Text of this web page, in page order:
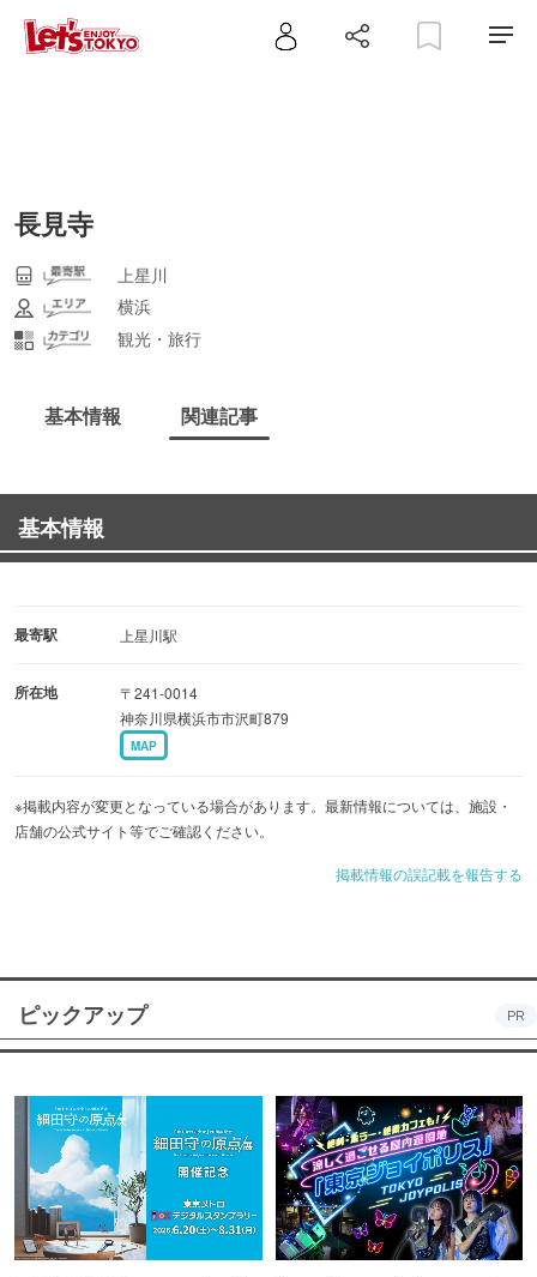
長見寺
上星川
横浜
観光・旅行
基本情報 関連記事
基本情報
最寄駅 上星川駅
所在地
〒241-0014
神奈川県横浜市市沢町879
MAP
※掲載内容が変更となっている場合があります。最新情報については、施設・
店舗の公式サイト等でご確認ください。
掲載情報の誤記載を報告する
ピックアップ PR